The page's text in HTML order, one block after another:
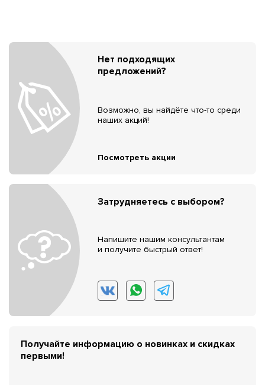
Нет подходящих
предложений?
Возможно, вы найдёте что-то среди
наших акций!
Посмотреть акции
Затрудняетесь с выбором?
Напишите нашим консультантам
и получите быстрый ответ!
Получайте информацию о новинках и скидках
первыми!